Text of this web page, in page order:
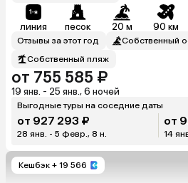
линия песок 20 м 90 км
Отзывы за этот год
Собственный
Собственный пляж
от 755 585 ₽
19 янв. - 25 янв., 6 ночей
Выгодные туры на соседние даты
от 927 293 ₽
28 янв. - 5 февр., 8 н.
от
14
Кешбэк + 19 566